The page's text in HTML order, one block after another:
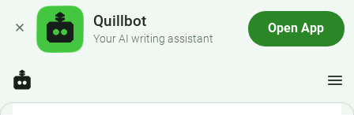
Quillbot
Your AI writing assistant
Open App